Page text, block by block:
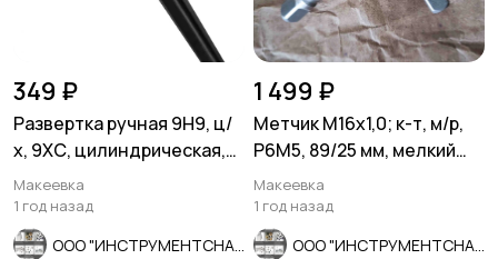
349 ₽
Развертка ручная 9Н9, ц/
х, 9ХС, цилиндрическая,
124/52 мм, 2360-0132.
Макеевка
1 год назад
1 499 ₽
Метчик М16х1,0; к-т, м/р,
Р6М5, 89/25 мм, мелкий
шаг, шлиф, СССР.
Макеевка
1 год назад